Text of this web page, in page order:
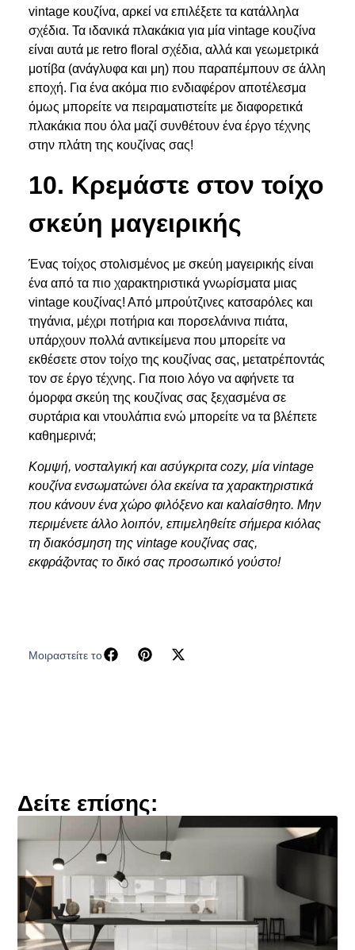
vintage κουζίνα, αρκεί να επιλέξετε τα κατάλληλα
σχέδια. Τα ιδανικά πλακάκια για μία vintage κουζίνα
είναι αυτά με retro floral σχέδια, αλλά και γεωμετρικά
μοτίβα (ανάγλυφα και μη) που παραπέμπουν σε άλλη
εποχή. Για ένα ακόμα πιο ενδιαφέρον αποτέλεσμα
όμως μπορείτε να πειραματιστείτε με διαφορετικά
πλακάκια που όλα μαζί συνθέτουν ένα έργο τέχνης
στην πλάτη της κουζίνας σας!
10. Κρεμάστε στον τοίχο
σκεύη μαγειρικής
Ένας τοίχος στολισμένος με σκεύη μαγειρικής είναι
ένα από τα πιο χαρακτηριστικά γνωρίσματα μιας
vintage κουζίνας! Από μπρούτζινες κατσαρόλες και
τηγάνια, μέχρι ποτήρια και πορσελάνινα πιάτα,
υπάρχουν πολλά αντικείμενα που μπορείτε να
εκθέσετε στον τοίχο της κουζίνας σας, μετατρέποντάς
τον σε έργο τέχνης. Για ποιο λόγο να αφήνετε τα
όμορφα σκεύη της κουζίνας σας ξεχασμένα σε
συρτάρια και ντουλάπια ενώ μπορείτε να τα βλέπετε
καθημερινά;
Κομψή, νοσταλγική και ασύγκριτα cozy, μία vintage
κουζίνα ενσωματώνει όλα εκείνα τα χαρακτηριστικά
που κάνουν ένα χώρο φιλόξενο και καλαίσθητο. Μην
περιμένετε άλλο λοιπόν, επιμεληθείτε σήμερα κιόλας
τη διακόσμηση της vintage κουζίνας σας,
εκφράζοντας το δικό σας προσωπικό γούστο!
Μοιραστείτε το
Δείτε επίσης: